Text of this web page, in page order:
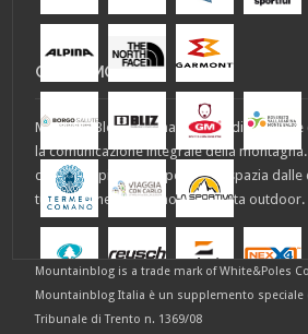
CHI SIAMO
MountainBlog è un magazine
la comunicazione integrale della
di utenti il più ampio possibile, spazia dalle
tutto ciò che ispira uno stile di vita outdoor.
Mountainblog is a trade mark of White&Poles
Mountainblog Italia è un supplemento speciale
Tribunale di Trento n. 1369/08